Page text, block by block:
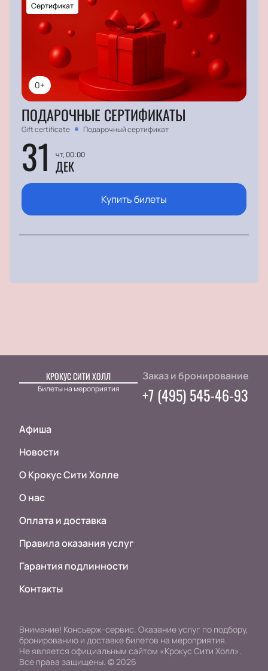
0+
Сертификат
ПОДАРОЧНЫЕ СЕРТИФИКАТЫ
Gift certificate Подарочный сертификат
31 чт, 00:00
ДЕК
Купить билеты
КРОКУС СИТИ ХОЛЛ
Билеты на мероприятия
Афиша
Новости
О Крокус Сити Холле
О нас
Оплата и доставка
Правила оказания услуг
Гарантия подлинности
Контакты
Заказ и бронирование
+7 (495) 545-46-93
Внимание! Консьерж-сервис. Оказание услуг по подбору,
бронированию и доставке билетов на мероприятия.
Не является официальным сайтом «Крокус Сити Холл».
Все права защищены. ©2026